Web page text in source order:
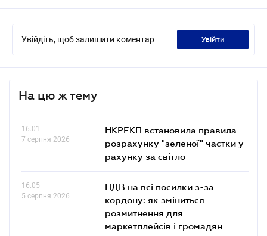
Увійдіть, щоб залишити коментар увійти
На цю ж тему
16.01
7 серпня 2026
НКРЕКП встановила правила
розрахунку "зеленої" частки у
рахунку за світло
16.05
5 серпня 2026
ПДВ на всі посилки з-за
кордону: як зміниться
розмитнення для
маркетплейсів і громадян